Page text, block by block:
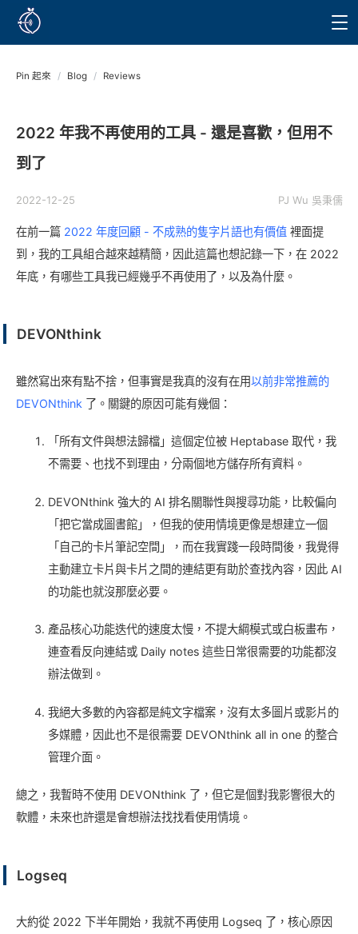
Pin 起來 / Blog / Reviews
2022 年我不再使用的工具 - 還是喜歡，但用不
到了
2022-12-25 PJ Wu 吳秉儒
在前一篇 2022 年度回顧 - 不成熟的隻字片語也有價值裡面提
到，我的工具組合越來越精簡，因此這篇也想記錄一下，在 2022
年底，有哪些工具我已經幾乎不再使用了，以及為什麼。
DEVONthink
雖然寫出來有點不捨，但事實是我真的沒有在用以前非常推薦的
DEVONthink 了。關鍵的原因可能有幾個：
「所有文件與想法歸檔」這個定位被 Heptabase 取代，我
不需要、也找不到理由，分兩個地方儲存所有資料。
DEVONthink 強大的 AI 排名關聯性與搜尋功能，比較偏向
「把它當成圖書館」，但我的使用情境更像是想建立一個
「自己的卡片筆記空間」，而在我實踐一段時間後，我覺得
主動建立卡片與卡片之間的連結更有助於查找內容，因此 AI
的功能也就沒那麼必要。
產品核心功能迭代的速度太慢，不提大綱模式或白板畫布，
連查看反向連結或 Daily notes 這些日常很需要的功能都沒
辦法做到。
我絕大多數的內容都是純文字檔案，沒有太多圖片或影片的
多媒體，因此也不是很需要 DEVONthink all in one 的整合
管理介面。
總之，我暫時不使用 DEVONthink 了，但它是個對我影響很大的
軟體，未來也許還是會想辦法找找看使用情境。
Logseq
大約從 2022 下半年開始，我就不再使用 Logseq 了，核心原因